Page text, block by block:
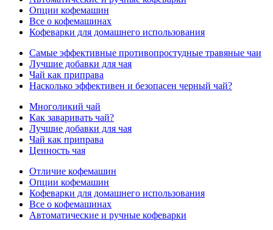
Опции кофемашин
Все о кофемашинах
Кофеварки для домашнего использования
Самые эффективные противопростудные травяные чаи
Лучшие добавки для чая
Чай как приправа
Насколько эффективен и безопасен черный чай?
Многоликий чай
Как заваривать чай?
Лучшие добавки для чая
Чай как приправа
Ценность чая
Отличие кофемашин
Опции кофемашин
Кофеварки для домашнего использования
Все о кофемашинах
Автоматические и ручные кофеварки